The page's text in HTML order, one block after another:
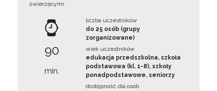
zwierzęcymi.
90
min.
liczba uczestników
do 25 osób (grupy
zorganizowane)
wiek uczestników
edukacja przedszkolna, szkoła
podstawowa (kl. 1-8), szkoły
ponadpodstawowe, seniorzy
dostępność dla osób